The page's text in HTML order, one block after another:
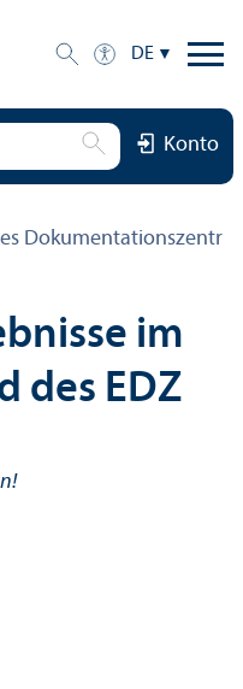
DE
Konto
im
des EDZ